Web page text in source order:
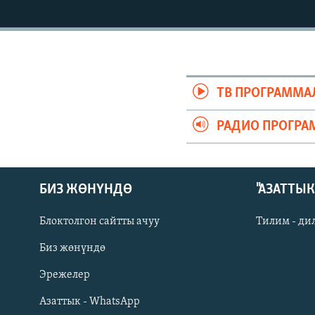
АЗАТТЫК+
Русский
ОНЛАЙН ШЕРИНЕ
ТВ
РАДИО
БИЗ ЖӨНҮНДӨ
Блоктолгон сайтты ачуу
Биз жөнүндө
Эрежелер
Азаттык - WhatsApp
Тилим -